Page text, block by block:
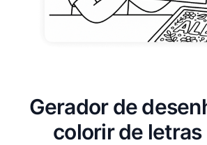
Gerador de
colorir de letras